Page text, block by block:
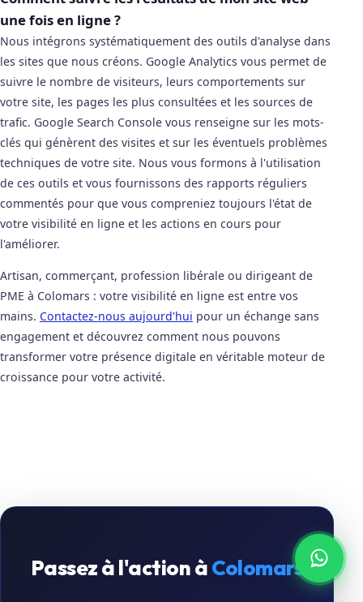
une fois en ligne ?
Nous intégrons systématiquement des outils d'analyse dans
les sites que nous créons. Google Analytics vous permet de
suivre le nombre de visiteurs, leurs comportements sur
votre site, les pages les plus consultées et les sources de
trafic. Google Search Console vous renseigne sur les mots-
clés qui génèrent des visites et sur les éventuels problèmes
techniques de votre site. Nous vous formons à l'utilisation
de ces outils et vous fournissons des rapports réguliers
commentés pour que vous compreniez toujours l'état de
votre visibilité en ligne et les actions en cours pour
l'améliorer.
Artisan, commerçant, profession libérale ou dirigeant de
PME à Colomars : votre visibilité en ligne est entre vos
mains. Contactez-nous aujourd'hui pour un échange sans
engagement et découvrez comment nous pouvons
transformer votre présence digitale en véritable moteur de
croissance pour votre activité.
Passez à l'action àColomars